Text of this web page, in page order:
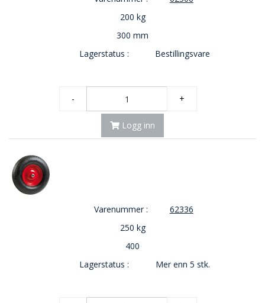
200 kg
300 mm
Lagerstatus :
Bestillingsvare
- +
Logg inn
Varenummer :
62336
250 kg
400
Lagerstatus :
Mer enn 5 stk.